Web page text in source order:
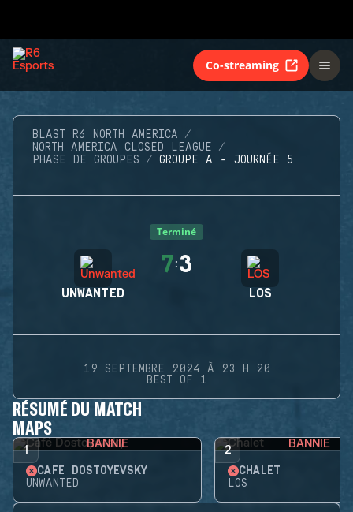
Co-streaming
BLAST R6 NORTH AMERICA
NORTH AMERICA CLOSED LEAGUE
PHASE DE GROUPES
GROUPE A - JOURNÉE 5
Terminé
UNWANTED
7:3
LOS
19 SEPTEMBRE 2024 À 23 H 20
BEST OF 1
RÉSUMÉ DU MATCH
MAPS
1 BANNIE
CAFÉ DOSTOYEVSKY
UNWANTED
2 BANNIE
CHALET
LOS